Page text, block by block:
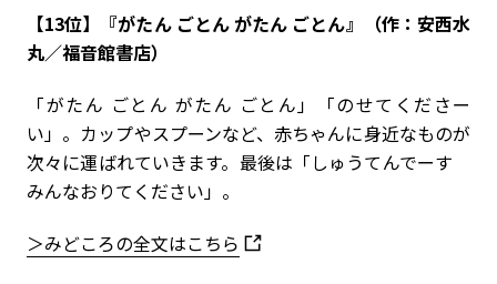
【13位】『がたん ごとん がたん ごとん』（作：安西水
丸／福音館書店）
「がたん ごとん がたん ごとん」「のせてくださー
い」。カップやスプーンなど、赤ちゃんに身近なものが
次々に運ばれていきます。最後は「しゅうてんでーす
みんなおりてください」。
＞みどころの全文はこちら